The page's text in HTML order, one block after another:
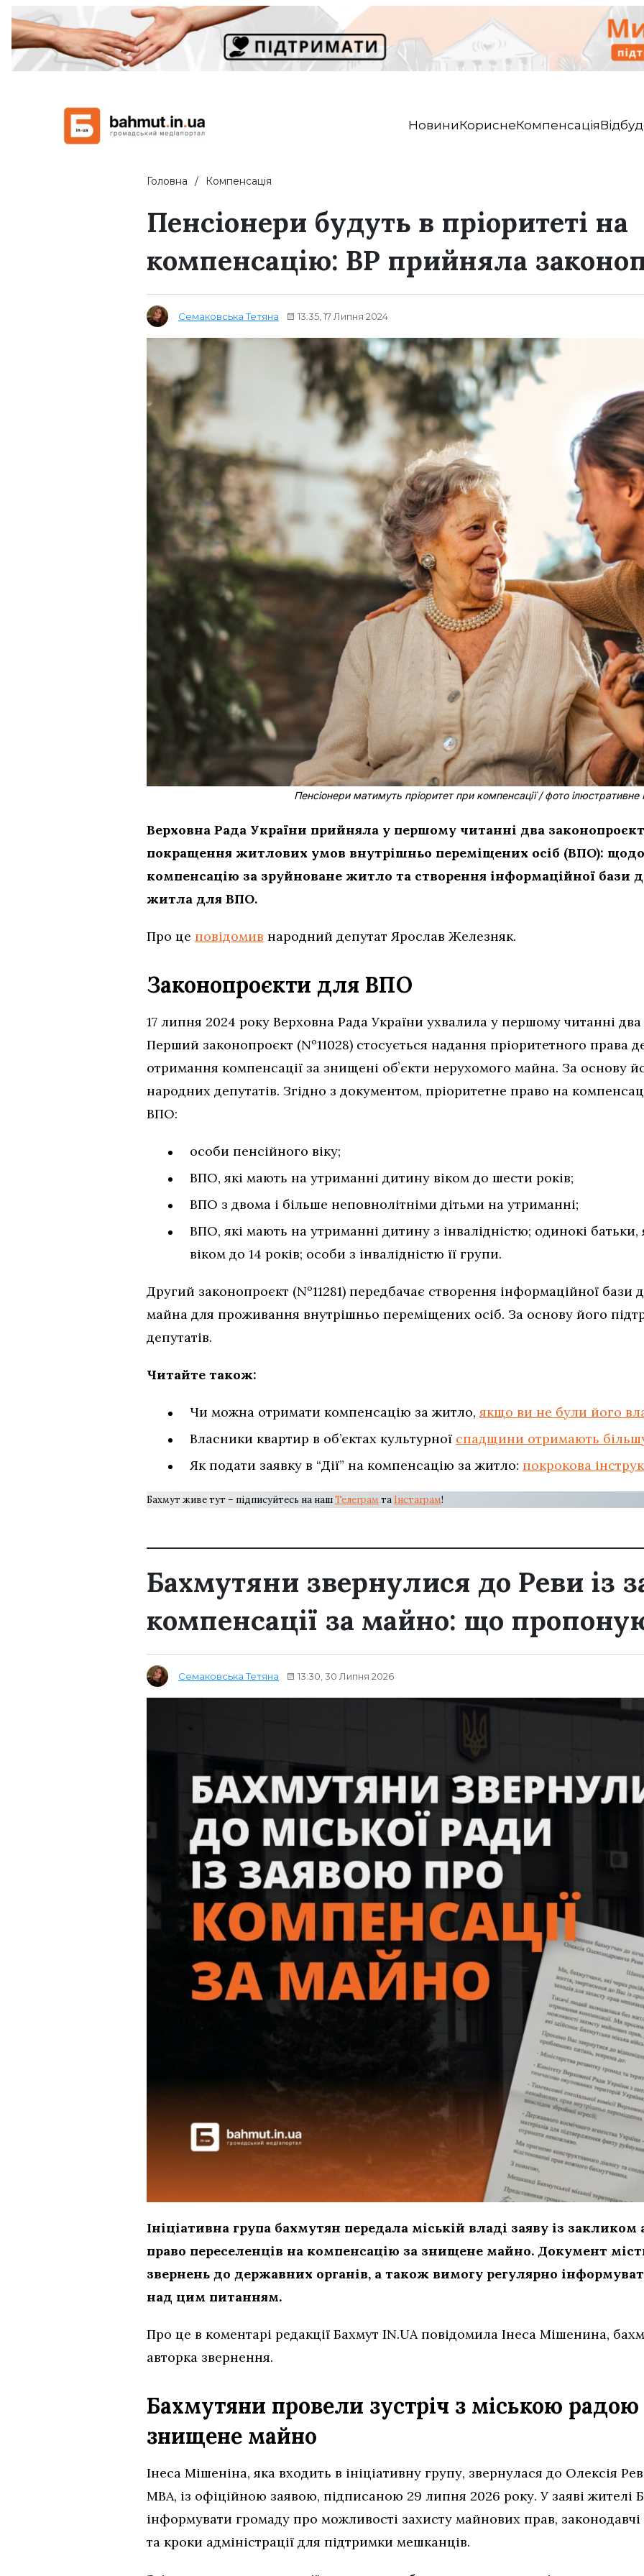
НовиниКориснеКомпенсація
Головна Компенсація
Пенсіонери будуть в пріоритеті на
компенсацію: ВР прийняла
Семаковська Тетяна 13:35, 17 Липня 2024
Пенсіонери матимуть пріоритет при компенсації / фото ілюстративне
Верховна Рада України прийняла у першому читанні два
покращення житлових умов внутрішньо переміщених осіб (ВПО): щодо
компенсацію за зруйноване житло та створення інформаційної бази
житла для ВПО.
Про це повідомив народний депутат Ярослав Железняк.
Законопроєкти для ВПО
17 липня 2024 року Верховна Рада України ухвалила у першому читанні
Перший законопроєкт (Nº11028) стосується надання пріоритетного права
отримання компенсації за знищені обʼєкти нерухомого майна. За основу
народних депутатів. Згідно з документом, пріоритетне право на
ВПО:
особи пенсійного віку;
ВПО, які мають на утриманні дитину віком до шести років;
ВПО з двома і більше неповнолітніми дітьми на утриманні;
ВПО, які мають на утриманні дитину з інвалідністю; одинокі
віком до 14 років; особи з інвалідністю її групи.
Другий законопроєкт (Nº11281) передбачає створення інформаційної бази
майна для проживання внутрішньо переміщених осіб. За основу його
депутатів.
Читайте також:
Чи можна отримати компенсацію за житло,якщо ви не були його
Власники квартир в об’єктах культурної спадщини отримають
Як подати заявку в “Дії” на компенсацію за житло: покрокова
Бахмут живе тут – підписуйтесь на нашТелеграм та Інстаграм!
Бахмутяни звернулися до Реви із
компенсації за майно: що
Семаковська Тетяна 13:30, 30 Липня 2026
Ініціативна група бахмутян передала міській владі заяву із
право переселенців на компенсацію за знищене майно. Документ
звернень до державних органів, а також вимогу регулярно
над цим питанням.
Про це в коментарі редакції Бахмут IN.UA повідомила Інеса Мішенина,
авторка звернення.
Бахмутяни провели зустріч з міською
знищене майно
Інеса Мішеніна, яка входить в ініціативну групу, звернулася до Олексія
МВА, із офіційною заявою, підписаною 29 липня 2026 року. У заяві жителі
інформувати громаду про можливості захисту майнових прав,
та кроки адміністрації для підтримки мешканців.